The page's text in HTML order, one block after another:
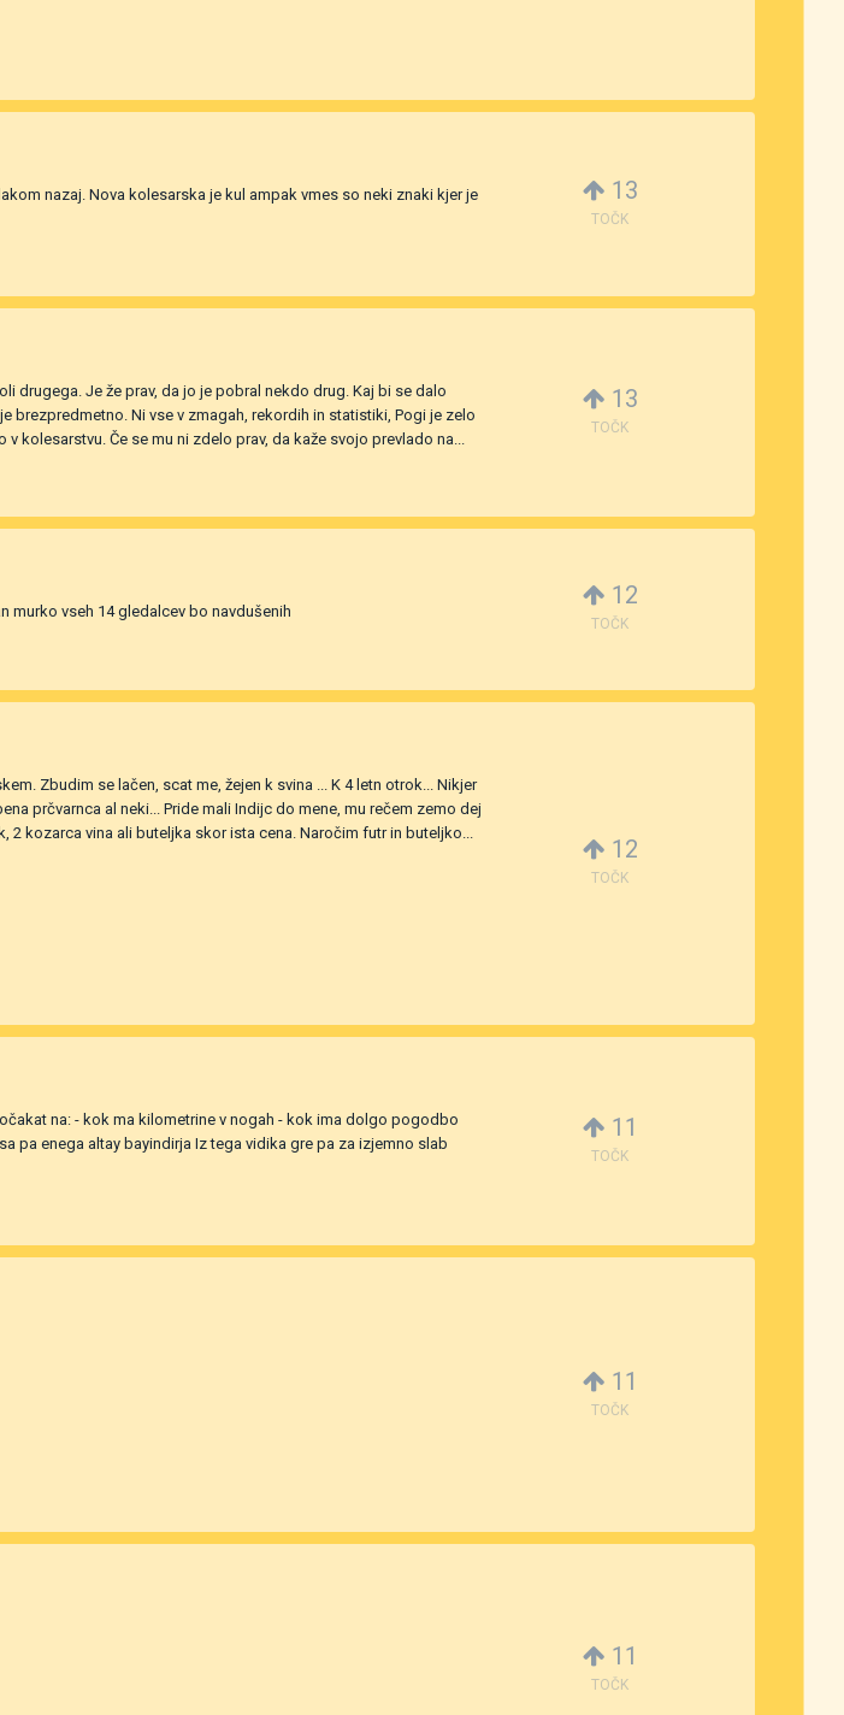
nazaj. Nova kolesarska je kul ampak vmes so neki znaki kjer je
13
TOČK
drugega. Je že prav, da jo je pobral nekdo drug. Kaj bi se dalo
brezpredmetno. Ni vse v zmagah, rekordih in statistiki, Pogi je zelo
kolesarstvu. Če se mu ni zdelo prav, da kaže svojo prevlado na...
13
TOČK
murko vseh 14 gledalcev bo navdušenih
12
TOČK
Zbudim se lačen, scat me, žejen k svina ... K 4 letn otrok... Nikjer
prčvarnca al neki... Pride mali Indijc do mene, mu rečem zemo dej
kozarca vina ali buteljka skor ista cena. Naročim futr in buteljko...
12
TOČK
na: - kok ma kilometrine v nogah - kok ima dolgo pogodbo
pa enega altay bayindirja Iz tega vidika gre pa za izjemno slab
11
TOČK
11
TOČK
11
TOČK